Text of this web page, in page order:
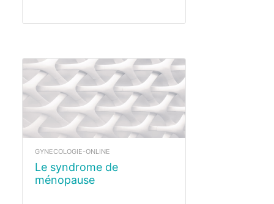
GYNECOLOGIE-ONLINE
Le syndrome de
ménopause